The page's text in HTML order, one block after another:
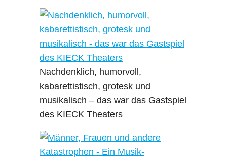
Nachdenklich, humorvoll,
kabarettistisch, grotesk und
musikalisch – das war das Gastspiel
des KIECK Theaters